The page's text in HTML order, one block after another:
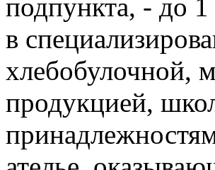
подпункта, - до 1
в
хлебобулочной,
продукцией,